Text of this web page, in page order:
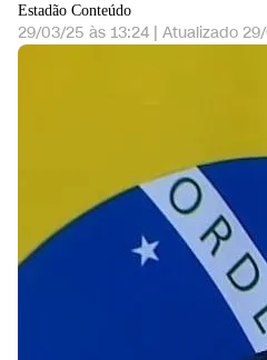
Estadão Conteúdo
29/03/25 às 13:24 | Atualizado